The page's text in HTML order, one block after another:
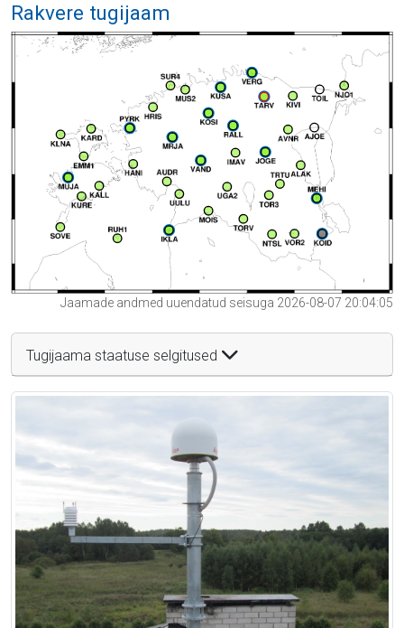
Rakvere tugijaam
Jaamade andmed uuendatud seisuga 2026-08-07 20:04:05
Tugijaama staatuse selgitused